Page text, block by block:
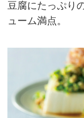
豆腐にたっぷり
ューム満点。